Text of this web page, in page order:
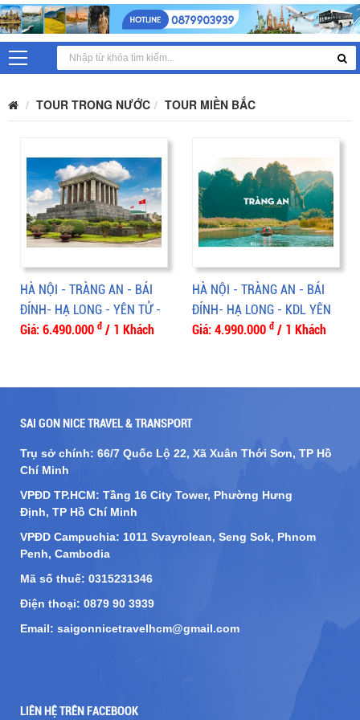
TOUR TRONG NƯỚC TOUR MIỀN BẮC
HÀ NỘI - TRÀNG AN - BÁI
ĐÍNH- HẠ LONG - YÊN TỬ -
SAPA 5N4Đ
Giá: 6.490.000 đ / 1 Khách
HÀ NỘI - TRÀNG AN - BÁI
ĐÍNH- HẠ LONG - KDL YÊN
TỬ 4N3Đ
Giá: 4.990.000 đ / 1 Khách
SAI GON NICE TRAVEL & TRANSPORT
Trụ sở chính: 66/7 Quốc Lộ 22, Xã Xuân Thới Sơn, TP Hồ
Chí Minh
VPĐD TP.HCM: Tầng 16 City Tower, Phường Hưng
Định, TP Hồ Chí Minh
VPĐD Campuchia: 1011 Svayrolean, Seng Sok, Phnom
Penh, Cambodia
Mã số thuế: 0315231346
Điện thoại: 0879 90 3939
Email: saigonnicetravelhcm@gmail.com
LIÊN HỆ TRÊN FACEBOOK